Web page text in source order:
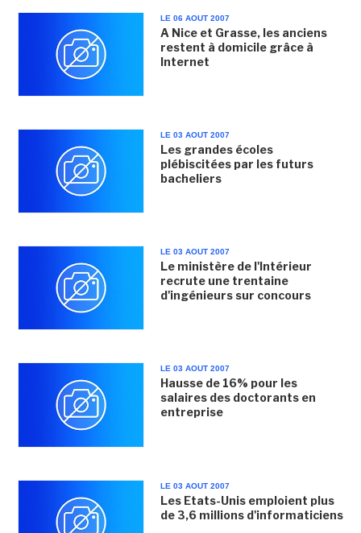
LE 06 AOUT 2007
A Nice et Grasse, les anciens
restent à domicile grâce à
Internet
LE 03 AOUT 2007
Les grandes écoles
plébiscitées par les futurs
bacheliers
LE 03 AOUT 2007
Le ministère de l'Intérieur
recrute une trentaine
d'ingénieurs sur concours
LE 03 AOUT 2007
Hausse de 16% pour les
salaires des doctorants en
entreprise
LE 03 AOUT 2007
Les Etats-Unis emploient plus
de 3,6 millions d'informaticiens